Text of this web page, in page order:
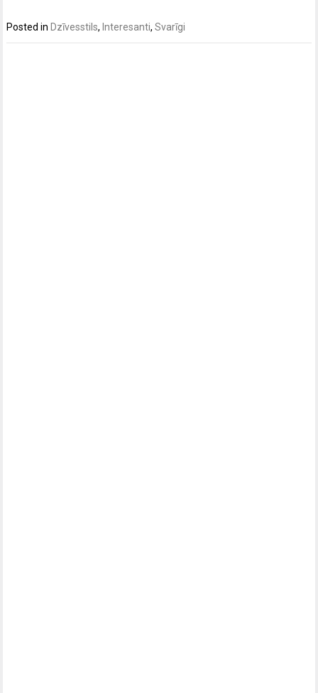
Posted in Dzīvesstils, Interesanti,Svarīgi